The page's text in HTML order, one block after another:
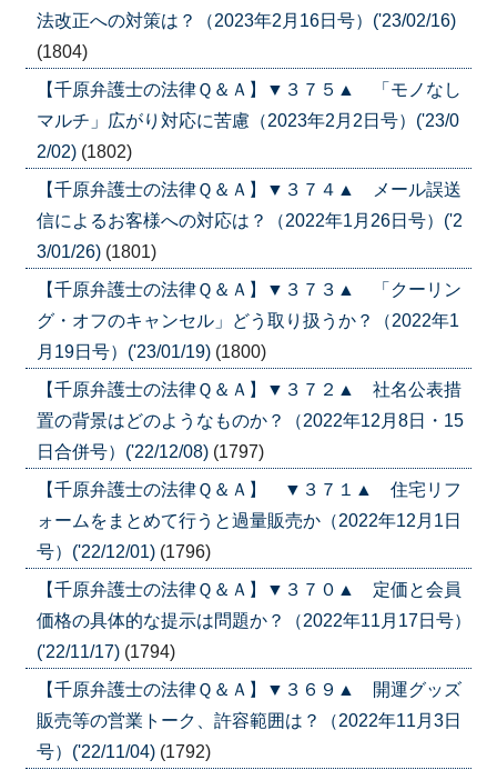
法改正への対策は？（2023年2月16日号）('23/02/16)
(1804)
【千原弁護士の法律Ｑ＆Ａ】▼３７５▲ 「モノなし
マルチ」広がり対応に苦慮（2023年2月2日号）('23/0
2/02) (1802)
【千原弁護士の法律Ｑ＆Ａ】▼３７４▲ メール誤送
信によるお客様への対応は？（2022年1月26日号）('2
3/01/26) (1801)
【千原弁護士の法律Ｑ＆Ａ】▼３７３▲ 「クーリン
グ・オフのキャンセル」どう取り扱うか？（2022年1
月19日号）('23/01/19) (1800)
【千原弁護士の法律Ｑ＆Ａ】▼３７２▲ 社名公表措
置の背景はどのようなものか？（2022年12月8日・15
日合併号）('22/12/08) (1797)
【千原弁護士の法律Ｑ＆Ａ】 ▼３７１▲ 住宅リフ
ォームをまとめて行うと過量販売か（2022年12月1日
号）('22/12/01) (1796)
【千原弁護士の法律Ｑ＆Ａ】▼３７０▲ 定価と会員
価格の具体的な提示は問題か？（2022年11月17日号）
('22/11/17) (1794)
【千原弁護士の法律Ｑ＆Ａ】▼３６９▲ 開運グッズ
販売等の営業トーク、許容範囲は？（2022年11月3日
号）('22/11/04) (1792)